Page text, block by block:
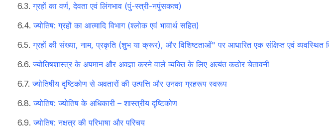
ग्रहों का वर्ण, देवता एवं लिंगभाव (पुं-स्त्री-नपुंसकत्व)
ज्योतिष: ग्रहों का आत्मादि विभाग (श्लोक एवं भावार्थ सहित)
ग्रहों की संख्या, नाम, प्रकृति (शुभ या क्रूर), और विशिष्टताओं" पर आधारित एक संक्षिप्त एवं व्यवस्थित
ज्योतिषशास्त्र के अपमान और अवज्ञा करने वाले व्यक्ति के लिए अत्यंत कठोर चेतावनी
ज्योतिषीय दृष्टिकोण से अवतारों की उत्पत्ति और उनका ग्रहरूप स्वरूप
ज्योतिष: ज्योतिष के अधिकारी – शास्त्रीय दृष्टिकोण
ज्योतिष: नक्षत्र की परिभाषा और परिचय